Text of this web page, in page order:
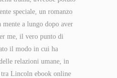
speciale, un romanzo
mente a lungo dopo aver
me, il vero punto di
il modo in cui ha
relazioni umane, in
Lincoln ebook online